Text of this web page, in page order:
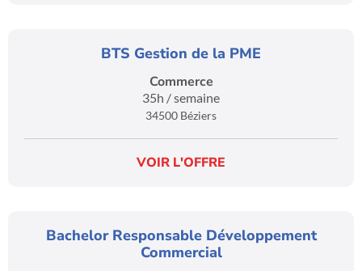
BTS Gestion de la PME
Commerce
35h / semaine
34500 Béziers
VOIR L'OFFRE
Bachelor Responsable Développement
Commercial